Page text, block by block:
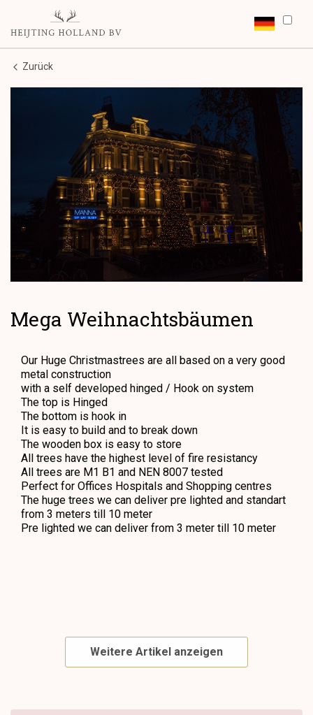
Zurück
Mega Weihnachtsbäumen
Our Huge Christmastrees are all based on a very good
metal construction
with a self developed hinged / Hook on system
The top is Hinged
The bottom is hook in
It is easy to build and to break down
The wooden box is easy to store
All trees have the highest level of fire resistancy
All trees are M1 B1 and NEN 8007 tested
Perfect for Offices Hospitals and Shopping centres
The huge trees we can deliver pre lighted and standart
from 3 meters till 10 meter
Pre lighted we can deliver from 3 meter till 10 meter
Weitere Artikel anzeigen